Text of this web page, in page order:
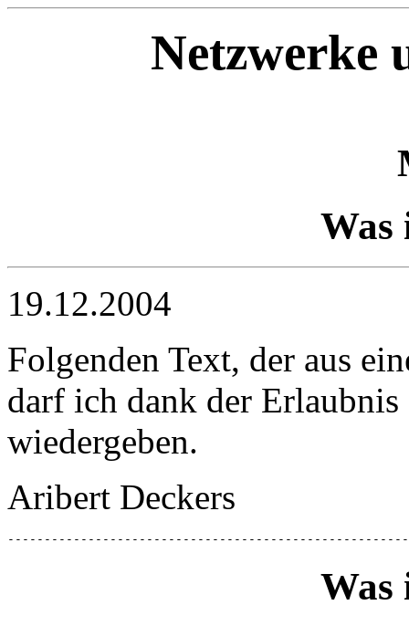
Netzwerke
19.12.2004
Folgenden Text, der aus
darf ich dank der Erlaubnis
wiedergeben.
Aribert Deckers